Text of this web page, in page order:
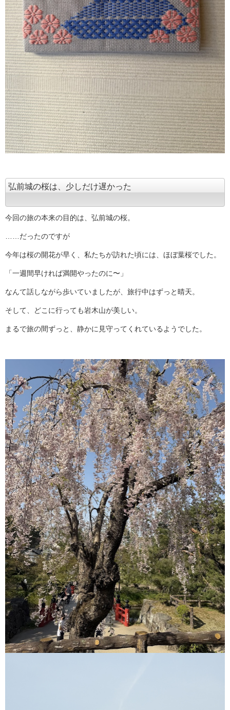
弘前城の桜は、少しだけ遅かった
今回の旅の本来の目的は、弘前城の桜。
……だったのですが
今年は桜の開花が早く、私たちが訪れた頃には、ほぼ葉桜でした。
「一週間早ければ満開やったのに〜」
なんて話しながら歩いていましたが、旅行中はずっと晴天。
そして、どこに行っても岩木山が美しい。
まるで旅の間ずっと、静かに見守ってくれているようでした。